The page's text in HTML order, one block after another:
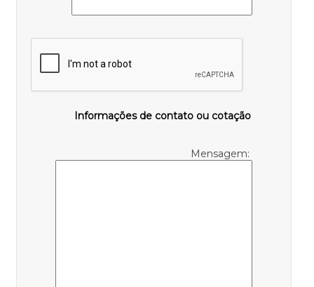
Informações de contato ou cotação
Mensagem: